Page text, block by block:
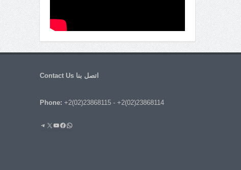
اتصل بنا Contact Us
Phone: +2(02)23868115- +2(02)23868114
واتساب
فيسبوك
يوتيوب
إكستيليجرام